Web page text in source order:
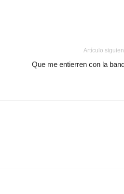
Artículo
Que me entierren con la